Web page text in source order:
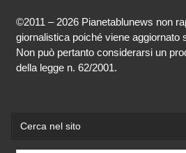
©2011 – 2026 Pianetablunews non
giornalistica poiché viene aggiornato
Non può pertanto considerarsi un
della legge n. 62/2001.
Cerca nel sito